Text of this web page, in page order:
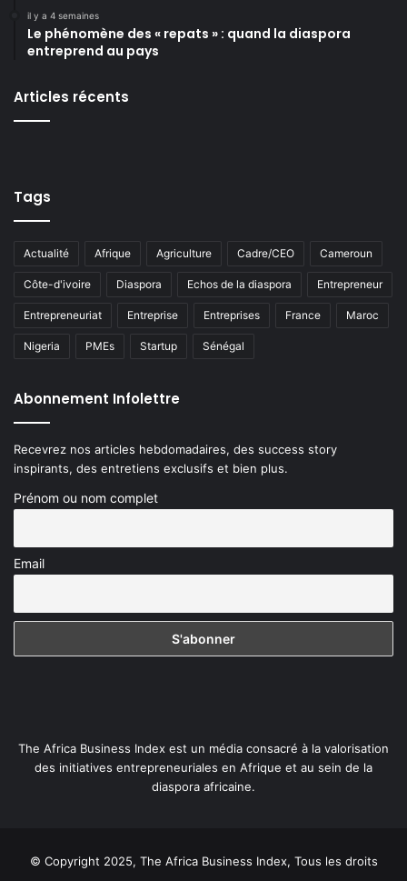
il y a 4 semaines
Le phénomène des « repats » : quand la diaspora
entreprend au pays
Articles récents
Tags
Actualité Afrique Agriculture Cadre/CEO Cameroun
Côte-d'ivoire Diaspora Echos de la diaspora Entrepreneur
Entrepreneuriat Entreprise Entreprises France Maroc
Nigeria PMEs Startup Sénégal
Abonnement Infolettre
Recevrez nos articles hebdomadaires, des success story
inspirants, des entretiens exclusifs et bien plus.
Prénom ou nom complet
Email
The Africa Business Index est un média consacré à la valorisation
des initiatives entrepreneuriales en Afrique et au sein de la
diaspora africaine.
© Copyright 2025, The Africa Business Index, Tous les droits